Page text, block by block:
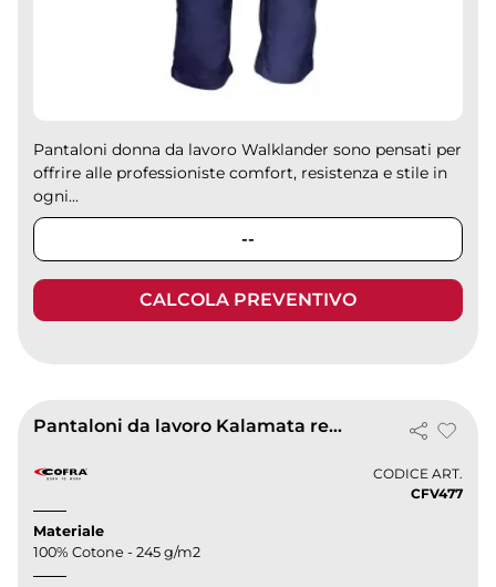
Pantaloni donna da lavoro Walklander sono pensati per
offrire alle professioniste comfort, resistenza e stile in
ogni...
--
CALCOLA PREVENTIVO
Pantaloni da lavoro Kalamata resistenti e comodi
CODICE ART.
CFV477
Materiale
100% Cotone - 245 g/m2